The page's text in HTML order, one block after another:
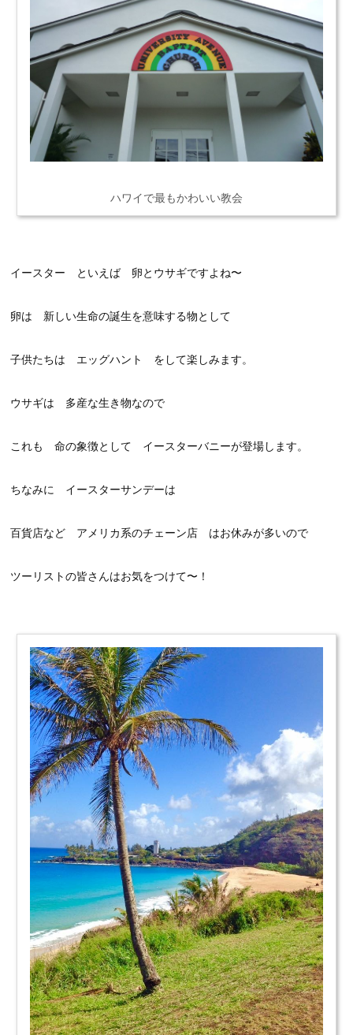
ハワイで最もかわいい教会
イースター といえば 卵とウサギですよね〜
卵は 新しい生命の誕生を意味する物として
子供たちは エッグハント をして楽しみます。
ウサギは 多産な生き物なので
これも 命の象徴として イースターバニーが登場します。
ちなみに イースターサンデーは
百貨店など アメリカ系のチェーン店 はお休みが多いので
ツーリストの皆さんはお気をつけて〜！